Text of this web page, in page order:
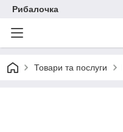
Рибалочка
Товари та послуги